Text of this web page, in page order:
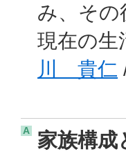
み、そ
現在の生
川 貴仁
A
家族構